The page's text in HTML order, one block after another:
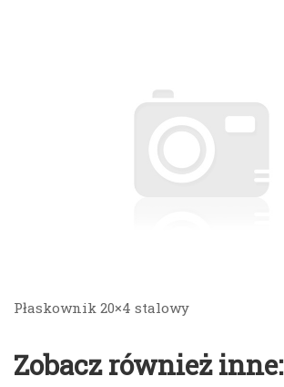
Płaskownik 20×4 stalowy
Zobacz również inne: